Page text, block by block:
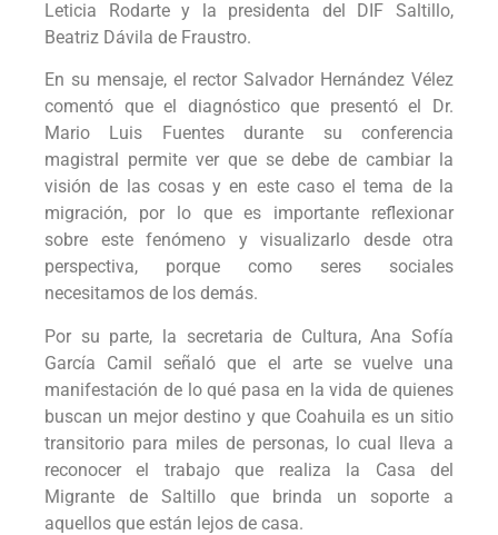
Leticia Rodarte y la presidenta del DIF Saltillo,
Beatriz Dávila de Fraustro.
En su mensaje, el rector Salvador Hernández Vélez
comentó que el diagnóstico que presentó el Dr.
Mario Luis Fuentes durante su conferencia
magistral permite ver que se debe de cambiar la
visión de las cosas y en este caso el tema de la
migración, por lo que es importante reflexionar
sobre este fenómeno y visualizarlo desde otra
perspectiva, porque como seres sociales
necesitamos de los demás.
Por su parte, la secretaria de Cultura, Ana Sofía
García Camil señaló que el arte se vuelve una
manifestación de lo qué pasa en la vida de quienes
buscan un mejor destino y que Coahuila es un sitio
transitorio para miles de personas, lo cual lleva a
reconocer el trabajo que realiza la Casa del
Migrante de Saltillo que brinda un soporte a
aquellos que están lejos de casa.